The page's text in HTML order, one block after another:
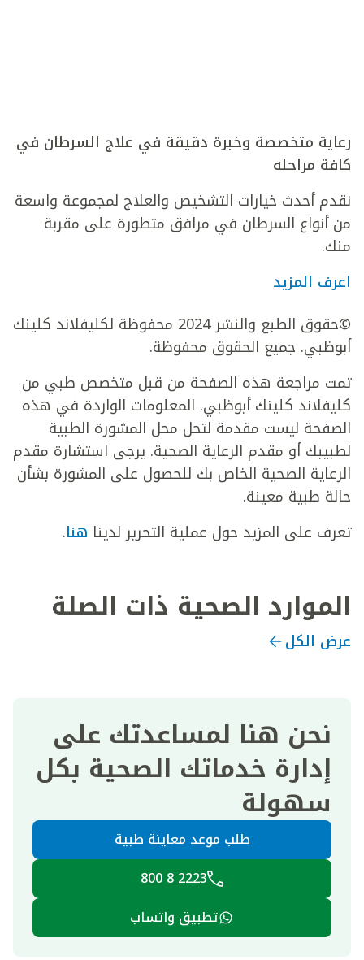
رعاية متخصصة وخبرة دقيقة في علاج السرطان في
كافة مراحله
نقدم أحدث خيارات التشخيص والعلاج لمجموعة واسعة
من أنواع السرطان في مرافق متطورة على مقربة
منك.
اعرف المزيد
©حقوق الطبع والنشر 2024 محفوظة لكليفلاند كلينك
أبوظبي. جميع الحقوق محفوظة.
تمت مراجعة هذه الصفحة من قبل متخصص طبي من
كليفلاند كلينك أبوظبي. المعلومات الواردة في هذه
الصفحة ليست مقدمة لتحل محل المشورة الطبية
لطبيبك أو مقدم الرعاية الصحية. يرجى استشارة مقدم
الرعاية الصحية الخاص بك للحصول على المشورة بشأن
حالة طبية معينة.
تعرف على المزيد حول عملية التحرير لدينا هنا.
الموارد الصحية ذات الصلة
عرض الكل
نحن هنا لمساعدتك على
إدارة خدماتك الصحية بكل
سهولة
طلب موعد معاينة طبية
2223 8 800
تطبيق واتساب